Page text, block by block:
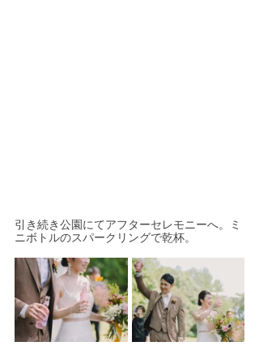
引き続き公園にてアフターセレモニーへ。ミ
ニボトルのスパークリングで乾杯。